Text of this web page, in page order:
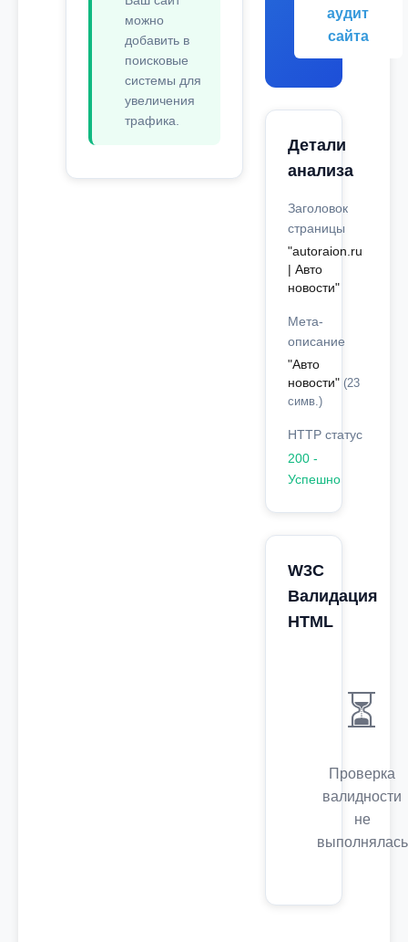
можно
добавить в
поисковые
системы для
увеличения
трафика.
аудит
сайта
Детали
анализа
Заголовок
страницы
"autoraion.ru
| Авто
новости"
Мета-
описание
"Авто
новости" (23
симв.)
HTTP статус
200 -
Успешно
W3C
Валидация
HTML
⏳
Проверка
валидности
не
выполнялась